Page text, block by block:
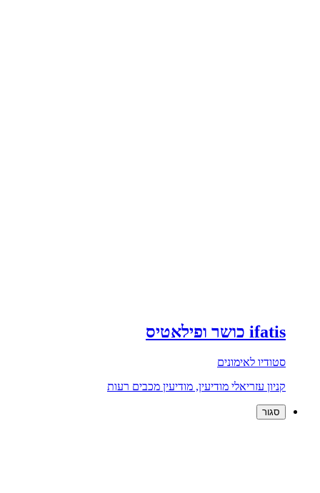
ifatis כושר ופילאטיס
סטודיו לאימונים
קניון עזריאלי מודיעין, מודיעין מכבים רעות
סגור